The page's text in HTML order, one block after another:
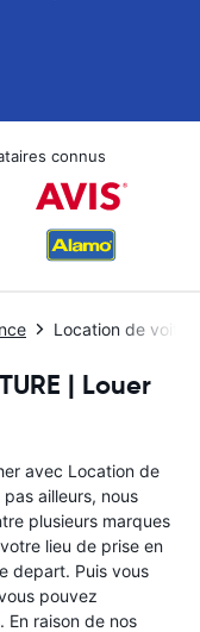
connus
Location de
| Louer
avec Location de
ailleurs, nous
plusieurs marques
lieu de prise en
depart. Puis vous
pouvez
En raison de nos